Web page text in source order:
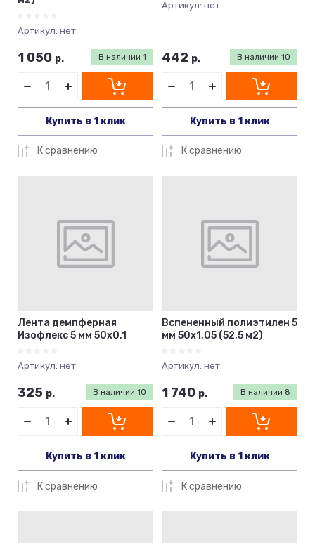
Артикул: нет
В наличии 1
1 050 р.
Купить в 1 клик
К сравнению
Артикул: нет
В наличии 10
442 р.
Купить в 1 клик
К сравнению
Лента демпферная
Изофлекс 5 мм 50х0,1
Артикул: нет
В наличии 10
325 р.
Купить в 1 клик
К сравнению
Вспененный полиэтилен 5
мм 50х1,05 (52,5 м2)
Артикул: нет
В наличии 8
1 740 р.
Купить в 1 клик
К сравнению